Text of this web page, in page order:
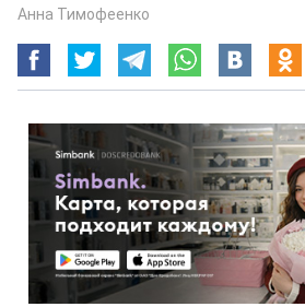
Анна Тимофеенко